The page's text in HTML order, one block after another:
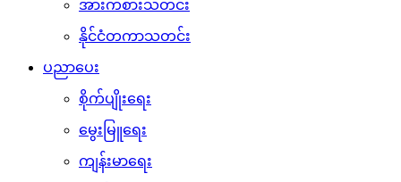
အားကစားသတင်း
နိုင်ငံတကာသတင်း
ပညာပေး
စိုက်ပျိုးရေး
မွေးမြူရေး
ကျန်းမာရေး